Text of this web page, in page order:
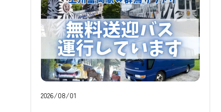
ので、お子様連れのお客様も気軽に
ご利用いただけます。 🍁秋のサファ
リの見どころ 秋は動物たちの活動も
活発になる季節です。ライオンやト
ラなどの猛獣舎エリアはもちろん、
ウォーキングサファリゾーンでは車
す。夏の暑さもひと段落し、動物た
ちものびのびと過ごす秋のサファリ
を、ぜひこの機会にお楽しみくださ
い。 マイカーイメージ 💰割引内容 期
間中は、東京都にお住まいのお客様
を対象に、通常3,200円の入園料（中
学生以上）が1,000円引きの2,200円
2026/08/01